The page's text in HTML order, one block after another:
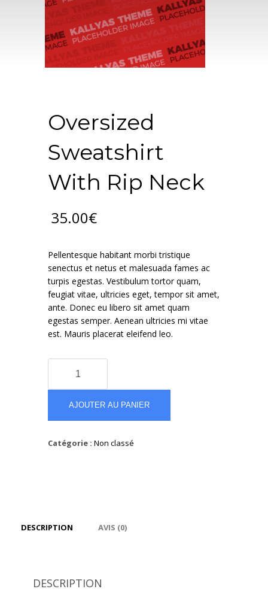
Oversized
Sweatshirt
With Rip Neck
35.00€
Pellentesque habitant morbi tristique
senectus et netus et malesuada fames ac
turpis egestas. Vestibulum tortor quam,
feugiat vitae, ultricies eget, tempor sit amet,
ante. Donec eu libero sit amet quam
egestas semper. Aenean ultricies mi vitae
est. Mauris placerat eleifend leo.
Oversized
Sweatshirt
Neck
AJOUTER AU PANIER
Catégorie : Non classé
DESCRIPTION AVIS (0)
DESCRIPTION